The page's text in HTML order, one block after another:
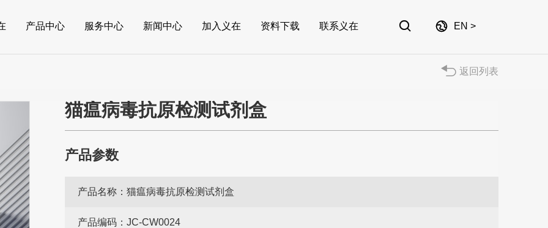
产品中心 服务中心 新闻中心 加入义在 资料下载 联系义在   EN >
返回列表
猫瘟病毒抗原检测试剂盒
产品参数
产品名称：猫瘟病毒抗原检测试剂盒
产品编码：JC-CW0024